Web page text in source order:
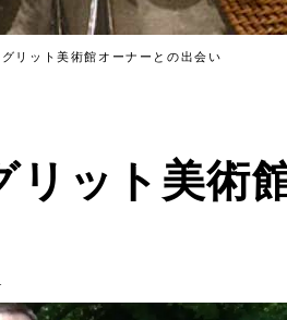
リット美術館オーナーとの出会い
リット美術